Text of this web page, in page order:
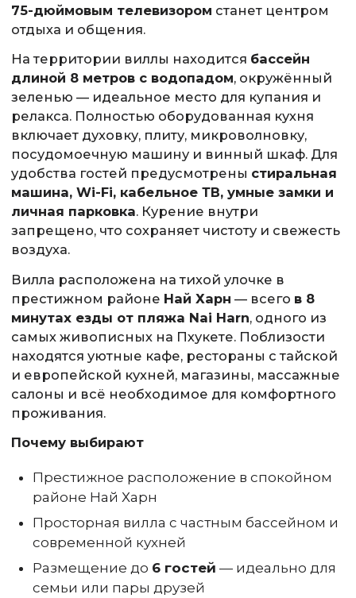
75-дюймовым телевизором станет центром
отдыха и общения.
На территории виллы находится бассейн
длиной 8 метров с водопадом, окружённый
зеленью — идеальное место для купания и
релакса. Полностью оборудованная кухня
включает духовку, плиту, микроволновку,
посудомоечную машину и винный шкаф. Для
удобства гостей предусмотрены стиральная
машина, Wi-Fi, кабельное ТВ, умные замки и
личная парковка. Курение внутри
запрещено, что сохраняет чистоту и свежесть
воздуха.
Вилла расположена на тихой улочке в
престижном районе Най Харн — всего в 8
минутах езды от пляжа Nai Harn, одного из
самых живописных на Пхукете. Поблизости
находятся уютные кафе, рестораны с тайской
и европейской кухней, магазины, массажные
салоны и всё необходимое для комфортного
проживания.
Почему выбирают
Престижное расположение в спокойном
районе Най Харн
Просторная вилла с частным бассейном и
современной кухней
Размещение до 6 гостей — идеально для
семьи или пары друзей